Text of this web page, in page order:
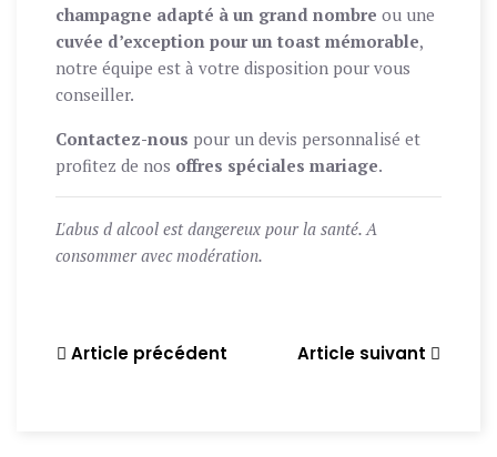
champagne adapté à un grand nombre ou une
cuvée d’exception pour un toast mémorable,
notre équipe est à votre disposition pour vous
conseiller.
Contactez-nous pour un devis personnalisé et
profitez de nos offres spéciales mariage.
L'abus d alcool est dangereux pour la santé. A
consommer avec modération.
Article précédent Article suivant